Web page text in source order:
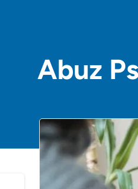
Abuz